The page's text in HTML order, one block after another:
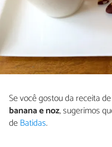
Se você gostou da receita de
banana e noz, sugerimos
deBatidas.